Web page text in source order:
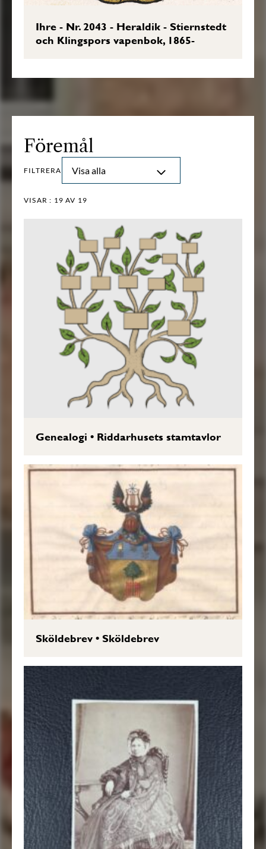
Ihre - Nr. 2043 - Heraldik - Stiernstedt
och Klingspors vapenbok, 1865-
Föremål
FILTRERA Visa alla
VISAR : 19 AV 19
Genealogi • Riddarhusets stamtavlor
Sköldebrev•Sköldebrev